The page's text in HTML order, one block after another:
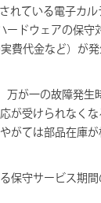
れている電子カ
ドウェアの保守
費代金など）が
が一の故障発生
が受けられなく
がては部品在庫
保守サービス期